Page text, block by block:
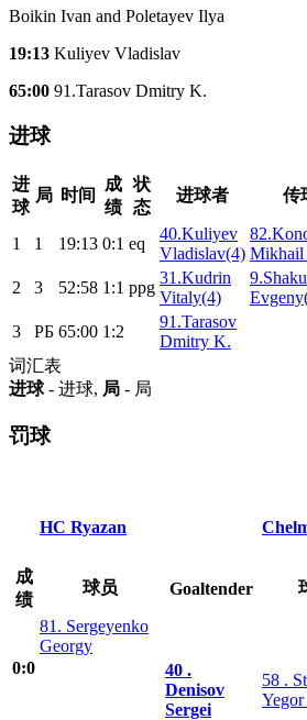
Boikin Ivan and Poletayev Ilya
19:13 Kuliyev Vladislav
65:00 91.Tarasov Dmitry K.
进球
进
球
局 时间
成
绩
状
态
进球者 传
1 1 19:13 0:1 eq
40.Kuliyev
Vladislav(4) Mikhail
2 3 52:58 1:1 ppg
31.Kudrin
Vitaly(4)
3 РБ 65:00 1:2
91.Tarasov
Dmitry K.
词汇表
进球- 进球, 局 - 局
罚球
HC Ryazan
成
绩
球员 Goaltender
0:0
81. Sergeyenko
Georgy
40 .
Denisov
Sergei
58 .